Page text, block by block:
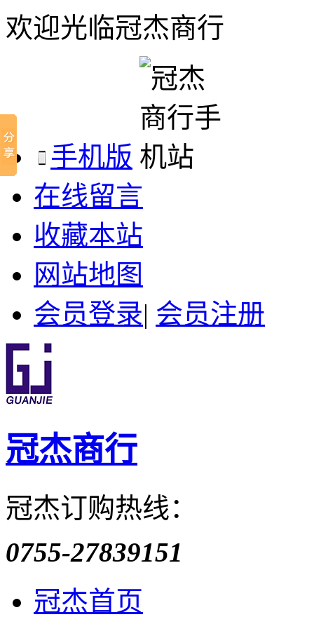
欢迎光临冠杰商行
手机版
在线留言
收藏本站
网站地图
会员登录| 会员注册
冠杰商行
冠杰订购热线：
0755-27839151
冠杰首页